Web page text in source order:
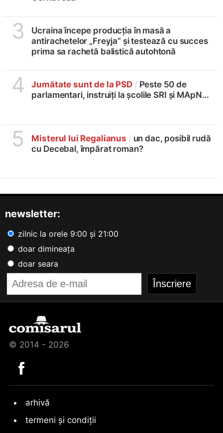
3
Ucraina începe producția în masă a
antirachetelor „Freyja” și testează cu succes
prima sa rachetă balistică autohtonă
4 Jumătate sunt de la PSD / Peste 50 de
parlamentari, instruiți la școlile SRI și MApN...
5 Misterul lui Regalianus /un dac, posibil rudă
cu Decebal, împărat roman?
newsletter:
zilnic la orele 9:00 și 21:00
doar dimineața
doar seara
© 2014 - 2026
arhivă
termeni și condiții